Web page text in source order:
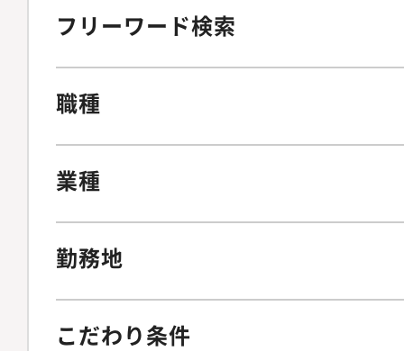
フリーワード検索
職種
業種
勤務地
こだわり条件